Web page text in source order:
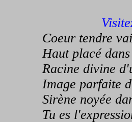
Coeur tendre
Haut placé dans
Racine divine
Image parfaite
Sirène noyée
Tu es